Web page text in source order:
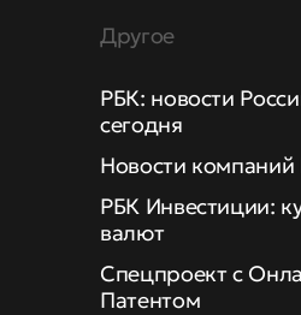
Другое
РБК: новости
сегодня
Новости
РБК Инвестиции:
валют
Спецпроект с
Патентом